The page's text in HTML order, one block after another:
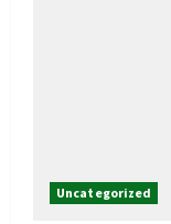
Uncategorized